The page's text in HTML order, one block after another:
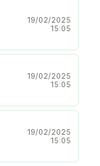
19/02/2025
15:05
19/02/2025
15:05
19/02/2025
15:05